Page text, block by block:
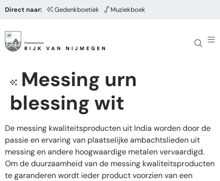
Direct naar: Gedenkboetiek Muziekboek
Messing urn
blessing wit
De messing kwaliteitsproducten uit India worden door de
passie en ervaring van plaatselijke ambachtslieden uit
messing en andere hoogwaardige metalen vervaardigd.
Om de duurzaamheid van de messing kwaliteitsproducten
te garanderen wordt ieder product voorzien van een